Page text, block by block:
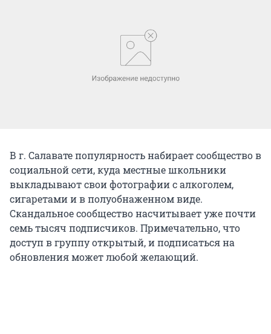
В г. Салавате популярность набирает сообщество в
социальной сети, куда местные школьники
выкладывают свои фотографии с алкоголем,
сигаретами и в полуобнаженном виде.
Скандальное сообщество насчитывает уже почти
семь тысяч подписчиков. Примечательно, что
доступ в группу открытый, и подписаться на
обновления может любой желающий.